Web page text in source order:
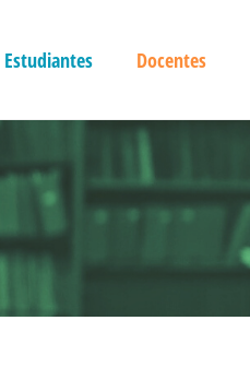
Estudiantes Docentes